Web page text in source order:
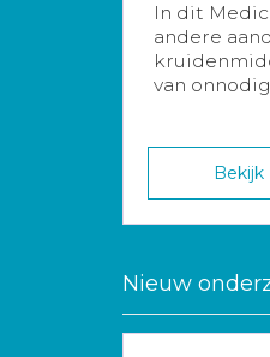
In dit
andere
van
Bekijk
Nieuw